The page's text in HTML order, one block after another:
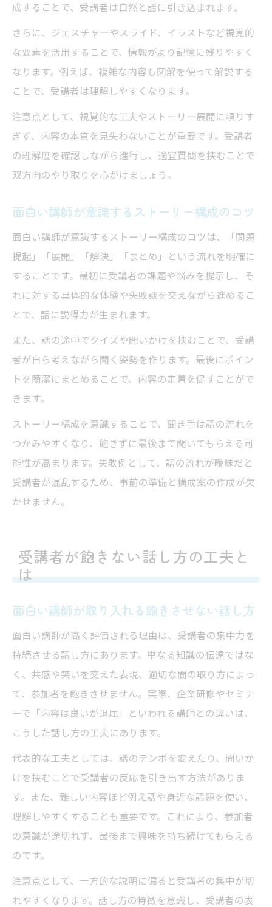
成することで、受講者は自然と話に引き込まれます。
さらに、ジェスチャーやスライド、イラストなど視覚的
な要素を活用することで、情報がより記憶に残りやすく
なります。例えば、複雑な内容も図解を使って解説する
ことで、受講者は理解しやすくなります。
注意点として、視覚的な工夫やストーリー展開に頼りす
ぎず、内容の本質を見失わないことが重要です。受講者
の理解度を確認しながら進行し、適宜質問を挟むことで
双方向のやり取りを心がけましょう。
面白い講師が意識するストーリー構成のコツ
面白い講師が意識するストーリー構成のコツは、「問題
提起」「展開」「解決」「まとめ」という流れを明確に
することです。最初に受講者の課題や悩みを提示し、そ
れに対する具体的な体験や失敗談を交えながら進めるこ
とで、話に説得力が生まれます。
また、話の途中でクイズや問いかけを挟むことで、受講
者が自ら考えながら聞く姿勢を作ります。最後にポイン
トを簡潔にまとめることで、内容の定着を促すことがで
きます。
ストーリー構成を意識することで、聞き手は話の流れを
つかみやすくなり、飽きずに最後まで聞いてもらえる可
能性が高まります。失敗例として、話の流れが曖昧だと
受講者が混乱するため、事前の準備と構成案の作成が欠
かせません。
受講者が飽きない話し方の工夫と
は
面白い講師が取り入れる飽きさせない話し方
面白い講師が高く評価される理由は、受講者の集中力を
持続させる話し方にあります。単なる知識の伝達ではな
く、共感や笑いを交えた表現、適切な間の取り方によっ
て、参加者を飽きさせません。実際、企業研修やセミナ
ーで「内容は良いが退屈」といわれる講師との違いは、
こうした話し方の工夫にあります。
代表的な工夫としては、話のテンポを変えたり、問いか
けを挟むことで受講者の反応を引き出す方法がありま
す。また、難しい内容ほど例え話や身近な話題を使い、
理解しやすくすることも重要です。これにより、参加者
の意識が途切れず、最後まで興味を持ち続けてもらえる
のです。
注意点として、一方的な説明に偏ると受講者の集中が切
れやすくなります。話し方の特徴を意識し、受講者の表